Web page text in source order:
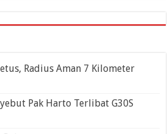
Radius Aman 7 Kilometer
Pak Harto Terlibat G30S